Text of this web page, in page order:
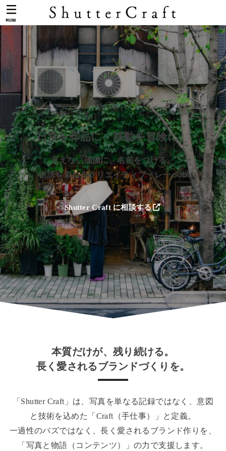
MENU
日常を作品に、移動を冒険に。
見えない価値に、名前をつける。
物語を束ねるクリエイティブ・レーベル
Shutter Craft に相談する
本質だけが、残り続ける。
長く愛されるブランドづくりを。
「Shutter Craft」は、写真を単なる記録ではなく、意図
と技術を込めた「Craft（手仕事）」と定義。
一過性のバズではなく、長く愛されるブランド作りを、
「写真と物語（コンテンツ）」の力で支援します。